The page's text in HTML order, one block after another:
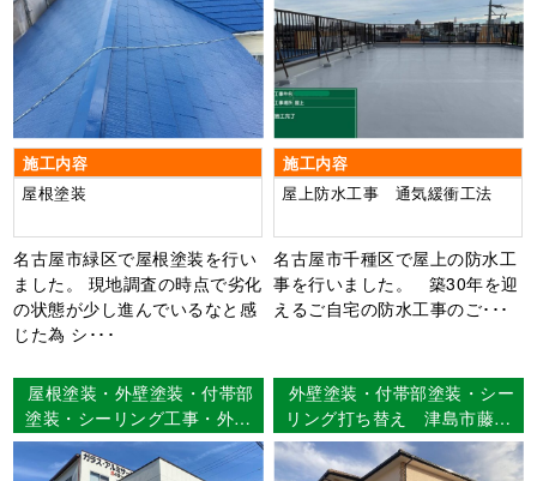
施工内容
屋根塗装
名古屋市緑区で屋根塗装を行い
ました。 現地調査の時点で劣化
の状態が少し進んでいるなと感
じた為 シ･･･
施工内容
屋上防水工事 通気緩衝工法
名古屋市千種区で屋上の防水工
事を行いました。 築30年を迎
えるご自宅の防水工事のご･･･
屋根塗装・外壁塗装・付帯部
塗装・シーリング工事・外部
階段長尺シート張り 名古屋
市中川区 O様邸
外壁塗装・付帯部塗装・シー
リング打ち替え 津島市藤浪
町 I様邸